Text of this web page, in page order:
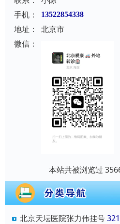
手机：
13522854338
地址：
北京市
微信：
本站共被浏览过
北京天坛医院张力伟挂号321